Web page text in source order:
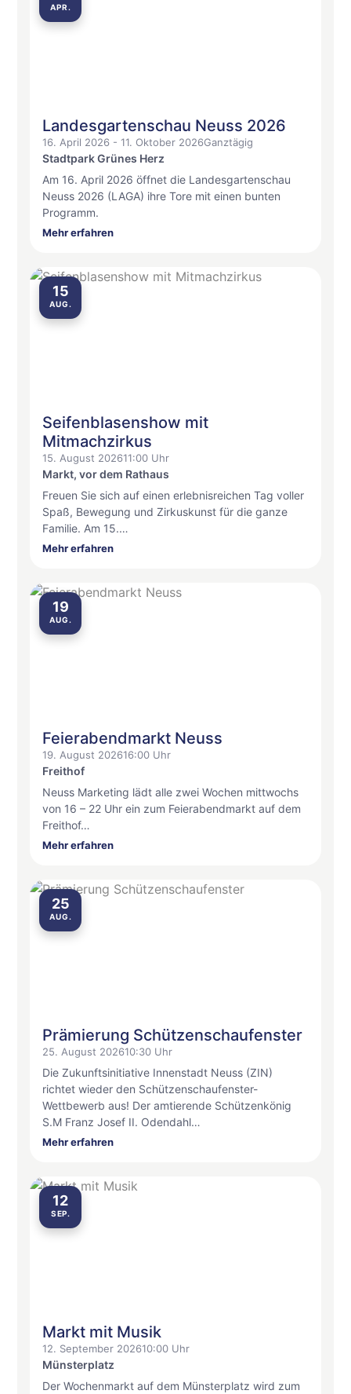
APR.
Landesgartenschau Neuss 2026
16. April 2026 - 11. Oktober 2026Ganztägig
Stadtpark Grünes Herz
Am 16. April 2026 öffnet die Landesgartenschau
Neuss 2026 (LAGA) ihre Tore mit einen bunten
Programm.
Mehr erfahren
15
AUG.
Seifenblasenshow mit
Mitmachzirkus
15. August 202611:00 Uhr
Markt, vor dem Rathaus
Freuen Sie sich auf einen erlebnisreichen Tag voller
Spaß, Bewegung und Zirkuskunst für die ganze
Familie. Am 15.…
Mehr erfahren
19
AUG.
Feierabendmarkt Neuss
19. August 202616:00 Uhr
Freithof
Neuss Marketing lädt alle zwei Wochen mittwochs
von 16 – 22 Uhr ein zum Feierabendmarkt auf dem
Freithof…
Mehr erfahren
25
AUG.
Prämierung Schützenschaufenster
25. August 202610:30 Uhr
Die Zukunftsinitiative Innenstadt Neuss (ZIN)
richtet wieder den Schützenschaufenster-
Wettbewerb aus! Der amtierende Schützenkönig
S.M Franz Josef II. Odendahl…
Mehr erfahren
12
SEP.
Markt mit Musik
12. September 202610:00 Uhr
Münsterplatz
Der Wochenmarkt auf dem Münsterplatz wird zum